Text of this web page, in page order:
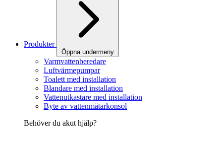
Produkter
Öppna undermeny
Varmvattenberedare
Luftvärmepumpar
Toalett med installation
Blandare med installation
Vattenutkastare med installation
Byte av vattenmätarkonsol
Behöver du akut hjälp?